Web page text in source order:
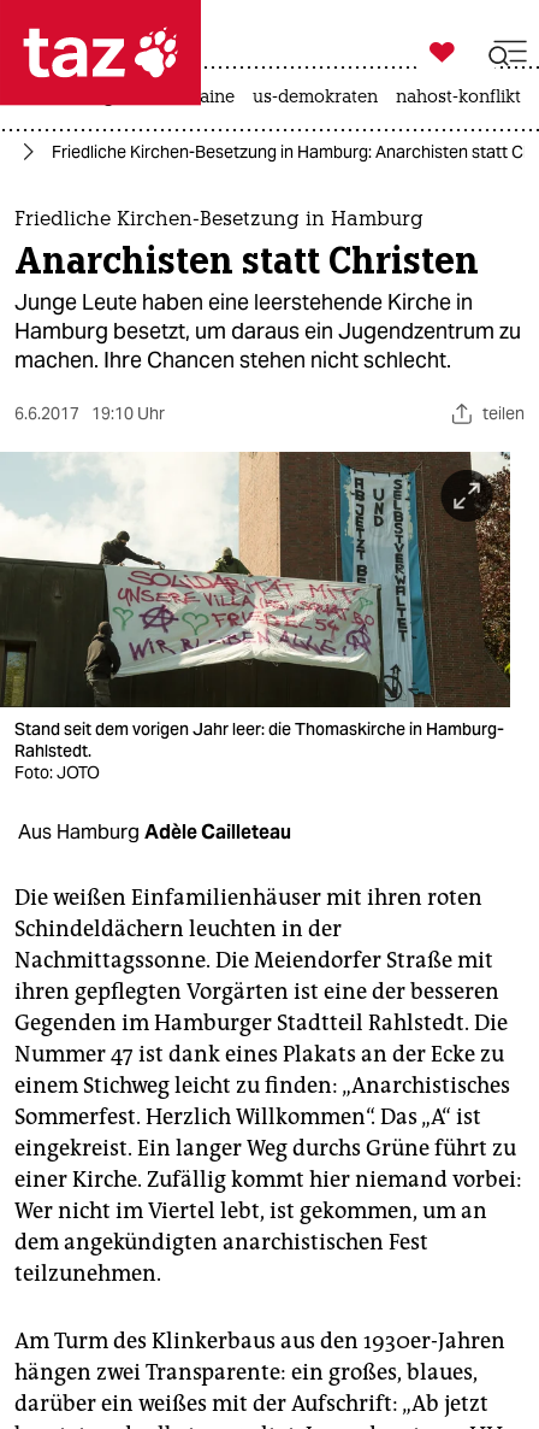
 taz zahl ich
taz zahl ich
themen
politik
öko
nord
wahrheit
verlag
verlag
shop
fragen & hilfe
unterstützen
abo
genossenschaft
epaper login

taz zahl ich
krieg in der ukraine us-demokraten nahost-konflikt
Friedliche Kirchen-Besetzung in Hamburg: Anarchisten statt
Friedliche Kirchen-Besetzung in Hamburg
Anarchisten statt Christen
Junge Leute haben eine leerstehende Kirche in
Hamburg besetzt, um daraus ein Jugendzentrum zu
machen. Ihre Chancen stehen nicht schlecht.
6.6.2017 19:10 Uhr teilen
Stand seit dem vorigen Jahr leer: die Thomaskirche in Hamburg-
Rahlstedt.
Foto: JOTO
Aus Hamburg Adèle Cailleteau
Die weißen Einfamilienhäuser mit ihren roten
Schindeldächern leuchten in der
Nachmittagssonne. Die Meiendorfer Straße mit
ihren gepflegten Vorgärten ist eine der besseren
Gegenden im Hamburger Stadtteil Rahlstedt. Die
Nummer 47 ist dank eines Plakats an der Ecke zu
einem Stichweg leicht zu finden: „Anarchistisches
Sommerfest. Herzlich Willkommen“. Das „A“ ist
eingekreist. Ein langer Weg durchs Grüne führt zu
einer Kirche. Zufällig kommt hier niemand vorbei:
Wer nicht im Viertel lebt, ist gekommen, um an
dem angekündigten anarchistischen Fest
teilzunehmen.
Am Turm des Klinkerbaus aus den 1930er-Jahren
hängen zwei Transparente: ein großes, blaues,
darüber ein weißes mit der Aufschrift: „Ab jetzt